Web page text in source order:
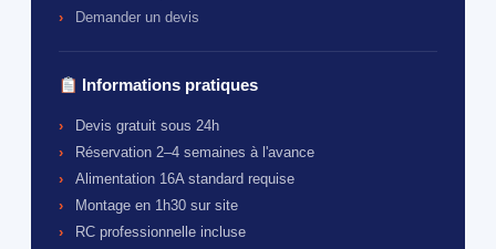
Demander un devis
Informations pratiques
Devis gratuit sous 24h
Réservation 2–4 semaines à l'avance
Alimentation 16A standard requise
Montage en 1h30 sur site
RC professionnelle incluse